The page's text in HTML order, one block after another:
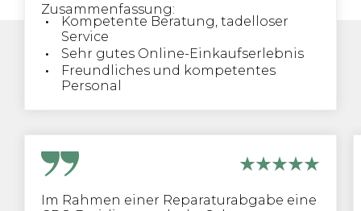
Zusammenfassung:
Kompetente Beratung, tadelloser
Service
Sehr gutes Online-Einkaufserlebnis
Freundliches und kompetentes
Personal
Im Rahmen einer Reparaturabgabe eine